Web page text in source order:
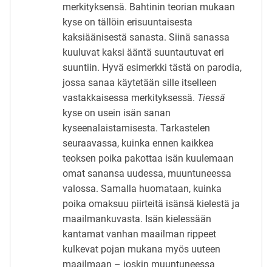
merkityksensä. Bahtinin teorian mukaan
kyse on tällöin erisuuntaisesta
kaksiäänisestä sanasta. Siinä sanassa
kuuluvat kaksi ääntä suuntautuvat eri
suuntiin. Hyvä esimerkki tästä on parodia,
jossa sanaa käytetään sille itselleen
vastakkaisessa merkityksessä. Tiessä
kyse on usein isän sanan
kyseenalaistamisesta. Tarkastelen
seuraavassa, kuinka ennen kaikkea
teoksen poika pakottaa isän kuulemaan
omat sanansa uudessa, muuntuneessa
valossa. Samalla huomataan, kuinka
poika omaksuu piirteitä isänsä kielestä ja
maailmankuvasta. Isän kielessään
kantamat vanhan maailman rippeet
kulkevat pojan mukana myös uuteen
maailmaan – joskin muuntuneessa